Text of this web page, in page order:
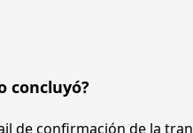
concluyó?
de confirmación de la